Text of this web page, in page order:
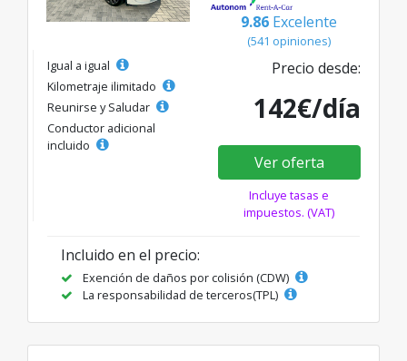
9.86 Excelente
(541 opiniones)
Igual a igual
Kilometraje ilimitado
Reunirse y Saludar
Conductor adicional
incluido
Precio desde:
142€/día
Ver oferta
Incluye tasas e
impuestos. (VAT)
Incluido en el precio:
Exención de daños por colisión (CDW)
La responsabilidad de terceros(TPL)